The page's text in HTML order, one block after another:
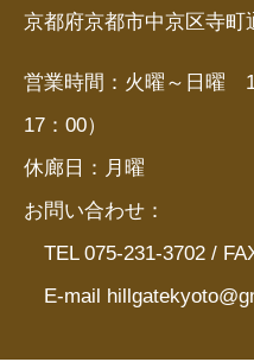
京都府京都市中京区寺町
営業時間：火曜～日曜
17：00）
休廊日：月曜
お問い合わせ：
TEL 075-231-3702 /
E-mail